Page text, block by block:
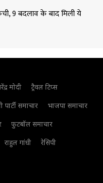
9 बदलाव के बाद मिली ये
मोदी
ट्रैवल टिप्स
समाचार
भाजपा समाचार
फुटबॉल समाचार
राहुल गांधी
रेसिपी